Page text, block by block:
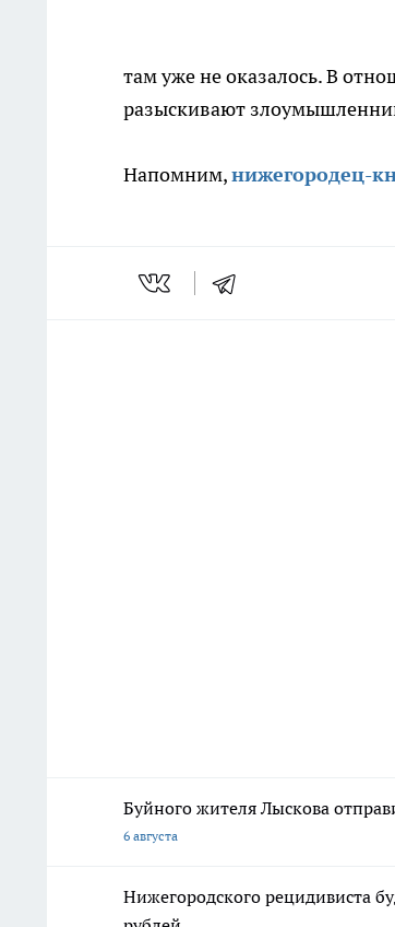
там уже не оказалось. В
разыскивают
Напомним,нижегородец-
Буйного жителя Лыскова
6 августа
Нижегородского рецидивиста